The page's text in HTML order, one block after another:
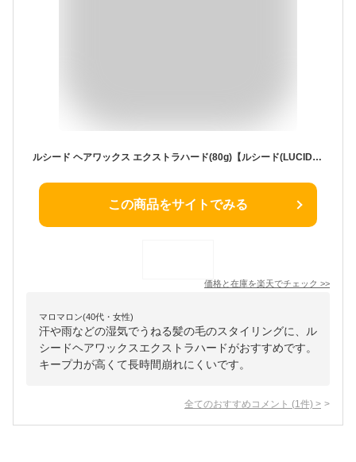
ルシード ヘアワックス エクストラハード(80g)【ルシード(LUCIDO)】
この商品をサイトでみる
価格と在庫を楽天でチェック >>
マロマロン(40代・女性)
汗や雨などの湿気でうねる髪の毛のスタイリングに、ル
シードヘアワックスエクストラハードがおすすめです。
キープ力が高くて長時間崩れにくいです。
全てのおすすめコメント (1 件) >